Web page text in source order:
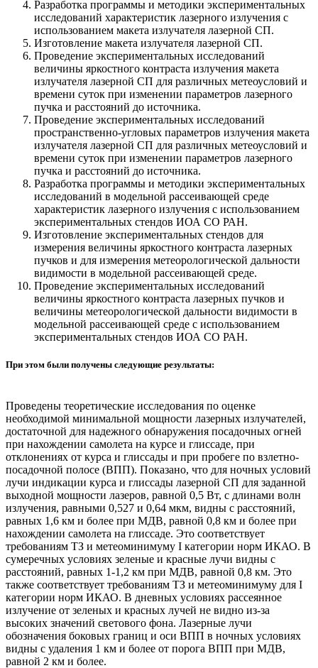
Разработка программы и методики экспериментальных
исследований характеристик лазерного излучения с
использованием макета излучателя лазерной СП.
Изготовление макета излучателя лазерной СП.
Проведение экспериментальных исследований
величины яркостного контраста излучения макета
излучателя лазерной СП для различных метеоусловий и
времени суток при изменении параметров лазерного
пучка и расстояний до источника.
Проведение экспериментальных исследований
пространственно-угловых параметров излучения макета
излучателя лазерной СП для различных метеоусловий и
времени суток при изменении параметров лазерного
пучка и расстояний до источника.
Разработка программы и методики экспериментальных
исследований в модельной рассеивающей среде
характеристик лазерного излучения с использованием
экспериментальных стендов ИОА СО РАН.
Изготовление экспериментальных стендов для
измерения величины яркостного контраста лазерных
пучков и для измерения метеорологической дальности
видимости в модельной рассеивающей среде.
Проведение экспериментальных исследований
величины яркостного контраста лазерных пучков и
величины метеорологической дальности видимости в
модельной рассеивающей среде с использованием
экспериментальных стендов ИОА СО РАН.
При этом были получены следующие результаты:
Проведены теоретические исследования по оценке
необходимой минимальной мощности лазерных излучателей,
достаточной для надежного обнаружения посадочных огней
при нахождении самолета на курсе и глиссаде, при
отклонениях от курса и глиссады и при пробеге по взлетно-
посадочной полосе (ВПП). Показано, что для ночных условий
лучи индикации курса и глиссады лазерной СП для заданной
выходной мощности лазеров, равной 0,5 Вт, с длинами волн
излучения, равными 0,527 и 0,64 мкм, видны с расстояний,
равных 1,6 км и более при МДВ, равной 0,8 км и более при
нахождении самолета на глиссаде. Это соответствует
требованиям ТЗ и метеоминимуму I категории норм ИКАО. В
сумеречных условиях зеленые и красные лучи видны с
расстояний, равных 1-1,2 км при МДВ, равной 0,8 км. Это
также соответствует требованиям ТЗ и метеоминимуму для I
категории норм ИКАО. В дневных условиях рассеянное
излучение от зеленых и красных лучей не видно из-за
высоких значений светового фона. Лазерные лучи
обозначения боковых границ и оси ВПП в ночных условиях
видны с удаления 1 км и более от порога ВПП при МДВ,
равной 2 км и более.